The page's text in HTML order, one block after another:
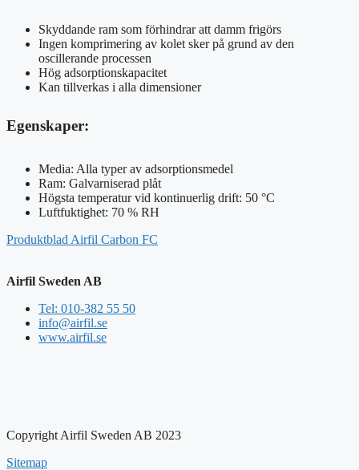
Skyddande ram som förhindrar att damm frigörs
Ingen komprimering av kolet sker på grund av den
oscillerande processen
Hög adsorptionskapacitet
Kan tillverkas i alla dimensioner
Egenskaper:
Media: Alla typer av adsorptionsmedel
Ram: Galvarniserad plåt
Högsta temperatur vid kontinuerlig drift: 50 °C
Luftfuktighet: 70 % RH
Produktblad Airfil Carbon FC
Airfil Sweden AB
Tel: 010-382 55 50
info@airfil.se
www.airfil.se
Copyright Airfil Sweden AB 2023
Sitemap